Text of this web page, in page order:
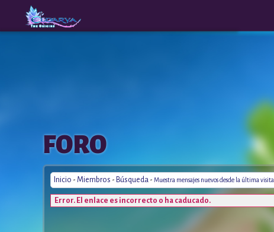
The
Origins
FORO
Inicio - Miembros - Búsqueda - Muestra mensajes nuevos desde la última visita
Error. El enlace es incorrecto o ha caducado.